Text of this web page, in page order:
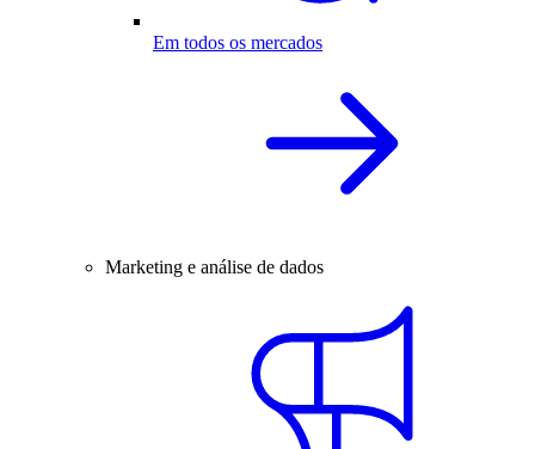
Em todos os mercados
Marketing e análise de dados